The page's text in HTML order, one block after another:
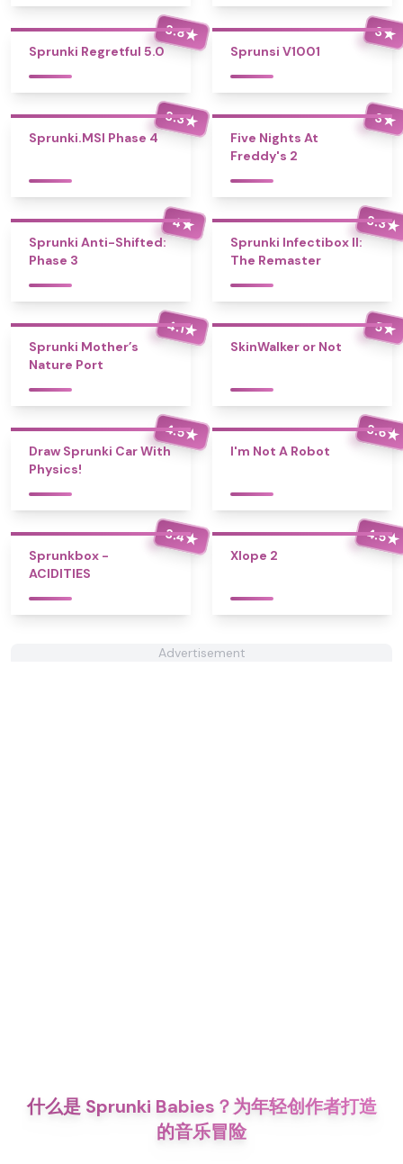
3.8★
Sprunki Regretful 5.0
3★
Sprunsi V1001
3.3★
Sprunki.MSI Phase 4
3★
Five Nights At
Freddy's 2
4★
Sprunki Anti-Shifted:
Phase 3
3.3★
Sprunki Infectibox II:
The Remaster
4.1★
Sprunki Mother’s
Nature Port
5★
SkinWalker or Not
4.5★
Draw Sprunki Car With
Physics!
3.6★
I'm Not A Robot
3.4★
Sprunkbox -
ACIDITIES
4.5★
Xlope 2
Advertisement
什么是 Sprunki Babies？为年轻创作者打造
的音乐冒险